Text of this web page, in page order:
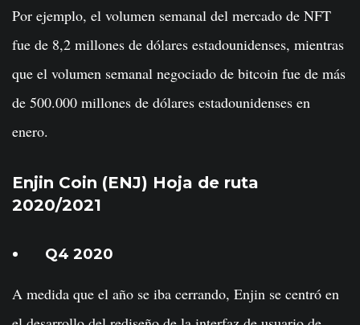
Por ejemplo, el volumen semanal del mercado de NFT
fue de 8,2 millones de dólares estadounidenses, mientras
que el volumen semanal negociado de bitcoin fue de más
de 500.000 millones de dólares estadounidenses en
enero.
Enjin Coin (ENJ) Hoja de ruta
2020/2021
Q4 2020
A medida que el año se iba cerrando, Enjin se centró en